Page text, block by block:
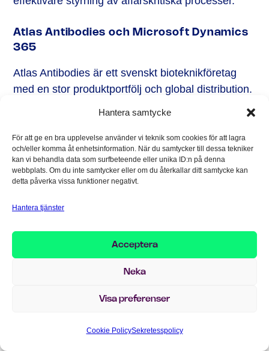
Hantera samtycke
För att ge en bra upplevelse använder vi teknik som cookies för att lagra
och/eller komma åt enhetsinformation. När du samtycker till dessa tekniker
kan vi behandla data som surfbeteende eller unika ID:n på denna
webbplats. Om du inte samtycker eller om du återkallar ditt samtycke kan
detta påverka vissa funktioner negativt.
Hantera tjänster
Acceptera
Neka
Visa preferenser
Cookie PolicySekretesspolicy
Atlas Antibodies och Microsoft Dynamics
365
Atlas Antibodies är ett svenskt bioteknikföretag
med en stor produktportfölj och global distribution.
produktinformation, lagerkontroll och spårbarhet
avgörande.
Genom attanvända Microsoft Dynamics 365
kan Atlas Antibodies skapa en mer stabil och
stödjer viktiga processer som produktion,
Bolag
Utmanin
Lösning
Affärsvär
Många
r,
Microsof
Dynamic